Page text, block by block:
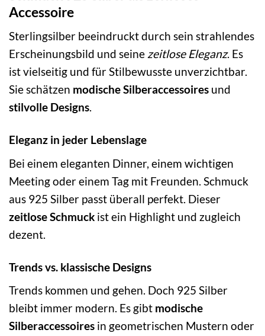
Accessoire
Sterlingsilber beeindruckt durch sein strahlendes
Erscheinungsbild und seine zeitlose Eleganz. Es
ist vielseitig und für Stilbewusste unverzichtbar.
Sie schätzen modische Silberaccessoires und
stilvolle Designs.
Eleganz in jeder Lebenslage
Bei einem eleganten Dinner, einem wichtigen
Meeting oder einem Tag mit Freunden. Schmuck
aus 925 Silber passt überall perfekt. Dieser
zeitlose Schmuck ist ein Highlight und zugleich
dezent.
Trends vs. klassische Designs
Trends kommen und gehen. Doch 925 Silber
bleibt immer modern. Es gibt modische
Silberaccessoires in geometrischen Mustern oder